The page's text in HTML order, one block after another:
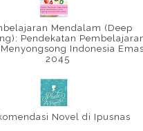
Mendalam (Deep
Pendekatan
Indonesia Emas
2045
Novel di Ipusnas